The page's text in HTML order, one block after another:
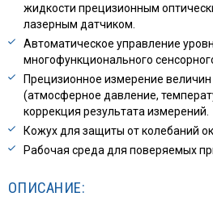
жидкости прецизионным
лазерным датчиком.
Автоматическое управление
многофункционального
Прецизионное измерение
(атмосферное давление,
коррекция результата измерений.
Кожух для защиты от колебаний
Рабочая среда для поверяемых
ОПИСАНИЕ: